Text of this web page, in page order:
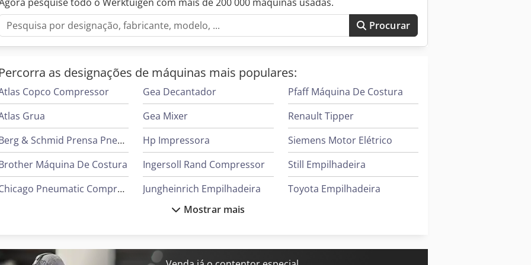
sistema de ventilação esteve ligado à corrente apenas por 131h, sendo que o ar condicionado trabalhou
cerca de 15h.
Procurar
Percorra as designações de máquinas mais populares:
Copco Compressor
Grua
Berg & Schmid Prensa Pneumática
Máquina De Costura
Chicago Pneumatic Compressor
Grua
Gea Decantador
Gea Mixer
Hp Impressora
Ingersoll Rand Compressor
Jungheinrich Empilhadeira
Linde Reachstacker
Pfaff Máquina De Costura
Renault Tipper
Siemens Motor Elétrico
Still Empilhadeira
Toyota Empilhadeira
Mostrar mais